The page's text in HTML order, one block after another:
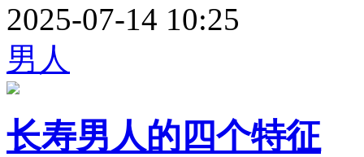
2025-07-14 10:25
男人
长寿男人的四个特征